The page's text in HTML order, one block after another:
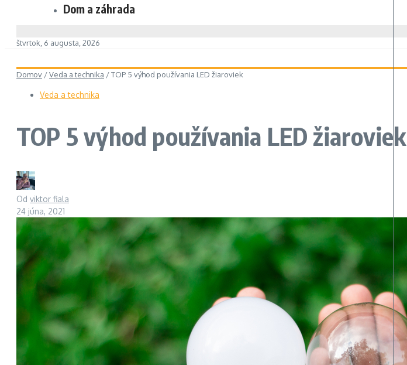
Dom a záhrada
štvrtok, 6 augusta, 2026
Domov /Veda a technika /TOP 5 výhod používania LED žiaroviek
Veda a technika
TOP 5 výhod používania LED žiaroviek
Od viktor fiala
24 júna, 2021